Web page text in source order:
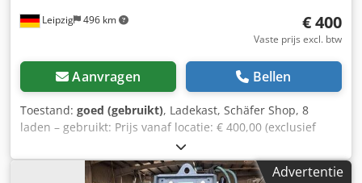
Leipzig 496 km € 400
Vaste prijs excl. btw
Aanvragen Bellen
Toestand: goed (gebruikt), Ladekast, Schäfer Shop, 8
laden – gebruikt: Prijs vanaf locatie: € 400,00 (exclusief
btw)! Positie 3: Fabrikant: Schäfer Shop Type: onbekend
Bouwjaar: onbekend Afmetingen: ca. 100x70x100 cm 8
laden/uittrekelementen met verschillende hoogtes Staat:
Advertentie